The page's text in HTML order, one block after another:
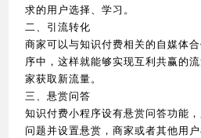
求的用户选择、学习。
二、引流转化
商家可以与知识付费相关的自媒体
序中，这样就能够实现互利共赢的
家获取新流量。
三、悬赏问答
知识付费小程序设有悬赏问答功能
问题并设置悬赏，商家或者其他用